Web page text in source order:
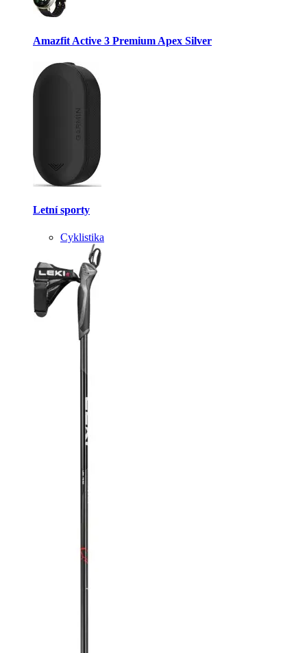
Amazfit Active 3 Premium Apex Silver
Letní sporty
Cyklistika